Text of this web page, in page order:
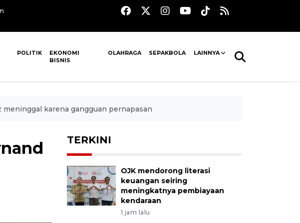
POLITIK
EKONOMI
BISNIS
OLAHRAGA SEPAKBOLA LAINNYA
karena gangguan pernapasan
TERKINI
OJK mendorong literasi
keuangan seiring
meningkatnya pembiayaan
kendaraan
1 jam lalu